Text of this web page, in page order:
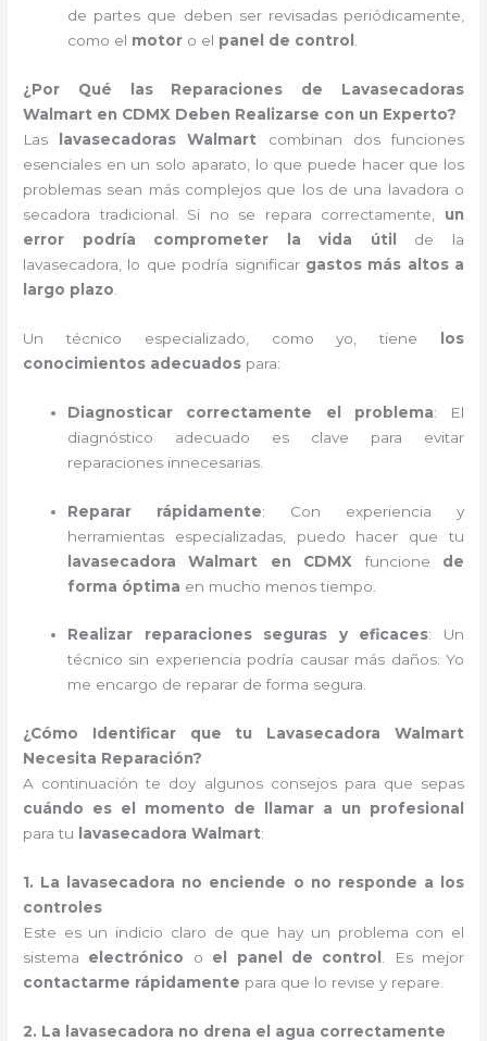
de partes que deben ser revisadas periódicamente,
como el motor o el panel de control
¿Por Qué las Reparaciones de Lavasecadoras
Walmart en CDMX Deben Realizarse con un Experto?
Las
lavasecadoras Walmart combinan dos funciones
esenciales en un solo aparato, lo que puede hacer que los
problemas sean más complejos que los de una lavadora o
secadora tradicional. Si no se repara correctamente, un
error podría comprometer la vida útil
de la
lavasecadora, lo que podría significar gastos más altos a
largo plazo
Un técnico especializado, como yo, tiene
los
conocimientos adecuados para:
Diagnosticar correctamente el problema: El
diagnóstico adecuado es clave para evitar
reparaciones innecesarias.
Reparar rápidamente: Con experiencia y
herramientas especializadas, puedo hacer que tu
lavasecadora Walmart en CDMX funcione de
forma óptima en mucho menos tiempo.
Realizar reparaciones seguras y eficaces: Un
técnico sin experiencia podría causar más daños. Yo
me encargo de reparar de forma segura.
¿Cómo Identificar que tu Lavasecadora Walmart
Necesita Reparación?
A continuación te doy algunos consejos para que sepas
cuándo es el momento de llamar a un profesional
para tu
lavasecadora Walmart:
1. La lavasecadora no enciende o no responde a los
controles
Este es un indicio claro de que hay un problema con el
sistema electrónico o el panel de control
. Es mejor
contactarme rápidamente para que lo revise y repare.
2. La lavasecadora no drena el agua correctamente